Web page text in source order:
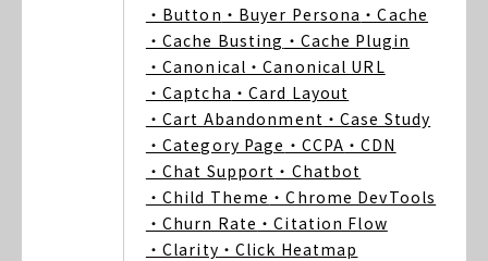
・Button ・Buyer Persona ・Cache
・Cache Busting ・Cache Plugin
・Canonical ・Canonical URL
・Captcha ・Card Layout
・Cart Abandonment ・Case Study
・Category Page ・CCPA ・CDN
・Chat Support ・Chatbot
・Child Theme ・Chrome DevTools
・Churn Rate ・Citation Flow
・Clarity ・Click Heatmap